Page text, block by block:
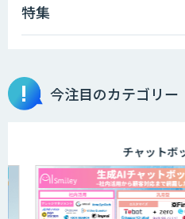
特集
今注目のカテゴリー
チャットボット